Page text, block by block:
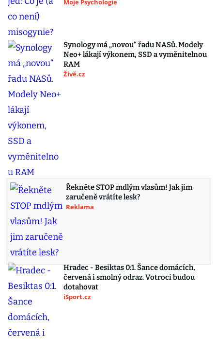
Moje Psychologie
Synology má „novou“ řadu NASů. Modely
Neo+ lákají výkonem, SSD a vyměnitelnou
RAM
Živě.cz
Řekněte STOP mdlým vlasům! Jak jim
zaručeně vrátíte lesk?
Reklama
Hradec - Besiktas 0:1. Šance domácích,
červená i smolný odraz. Votroci budou
dotahovat
iSport.cz